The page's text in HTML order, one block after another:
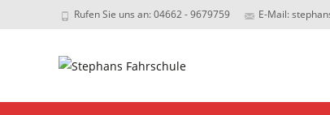
Rufen Sie uns an: 04662 - 9679759 E-Mail: